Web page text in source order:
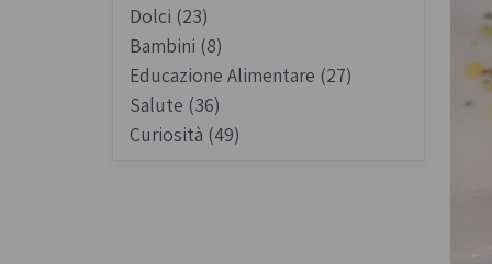
Dolci tipici siciliani
Cioccolato di Modica
Occasioni al Cioccolato
Dolci (23)
Bambini (8)
Educazione Alimentare (27)
Salute (36)
Curiosità (49)